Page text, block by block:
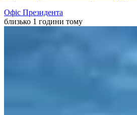
Офіс Президента
близько 1 години тому